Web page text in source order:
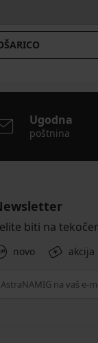
Ugodna
poštnina
biti na
novo akcija